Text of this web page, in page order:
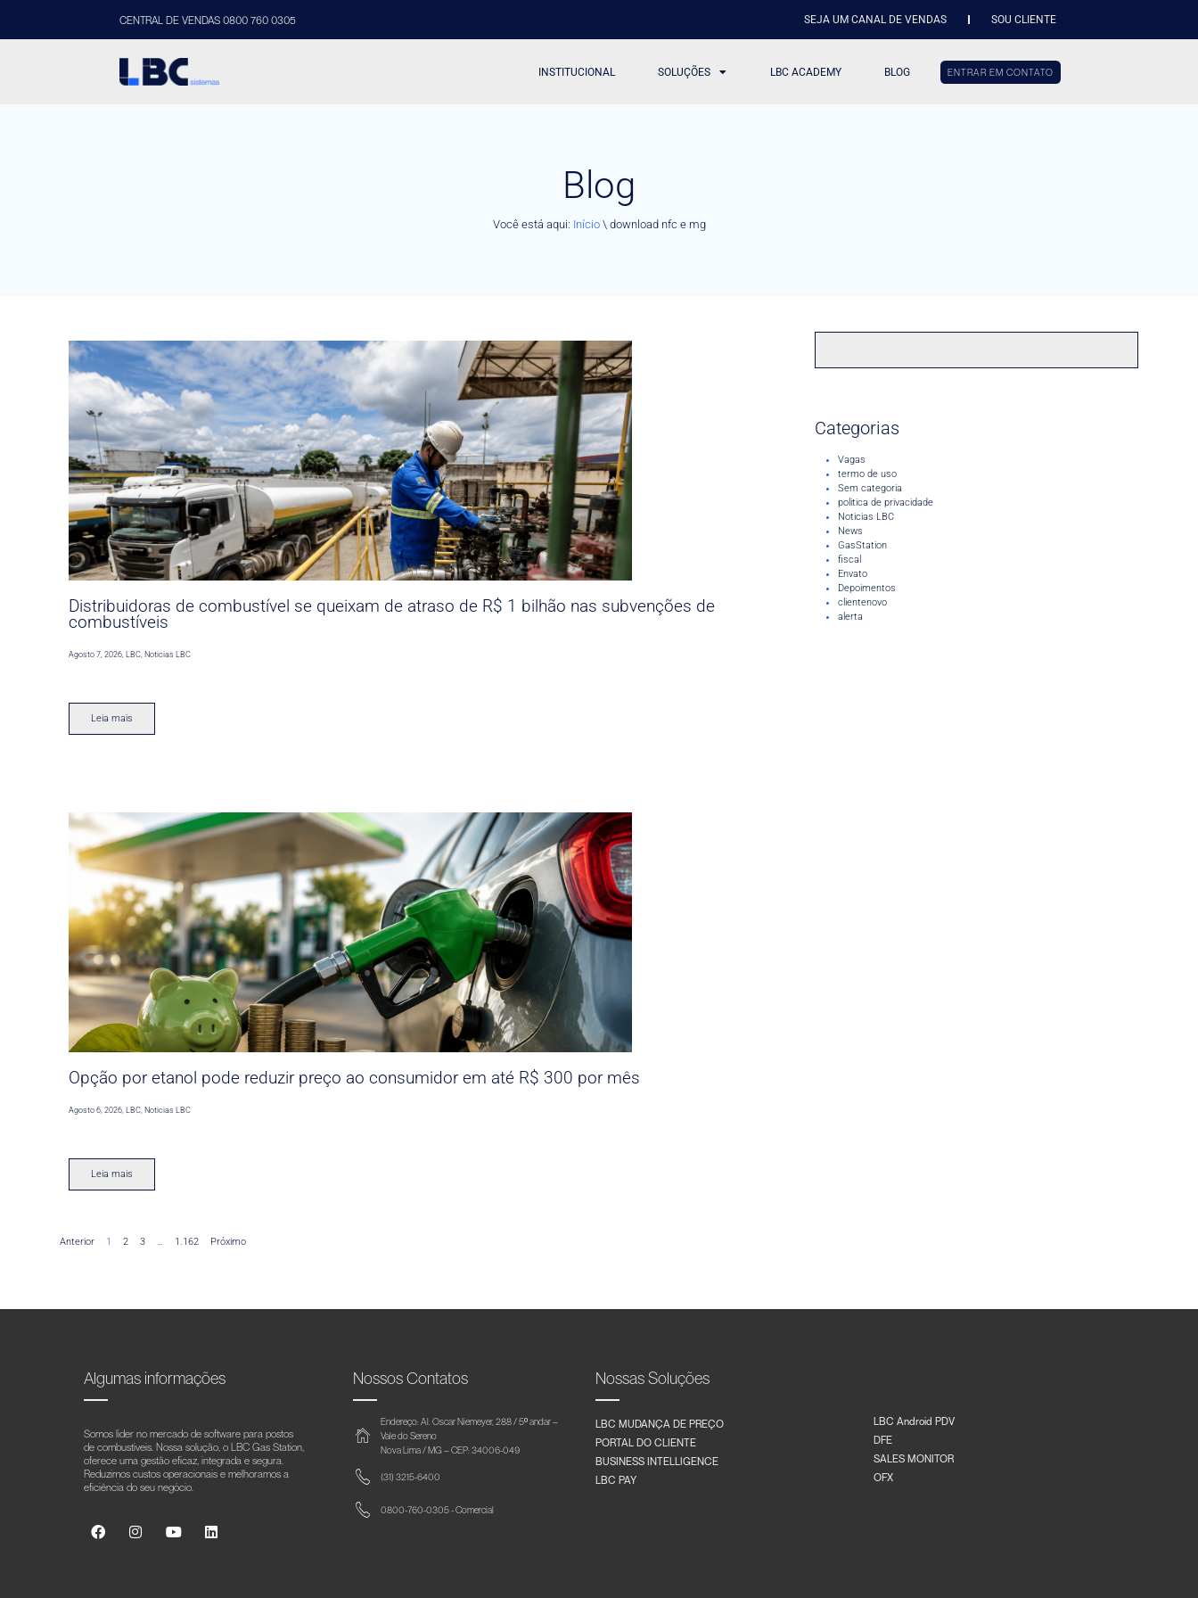
CENTRAL DE VENDAS 0800 760 0305 SEJA UM CANAL DE VENDAS SOU CLIENTE
INSTITUCIONAL SOLUÇÕES LBC ACADEMY BLOG ENTRAR EM CONTATO
Blog
Você está aqui: Início\ download nfc e mg
Distribuidoras de combustível se queixam de atraso de R$ 1 bilhão nas subvenções de
combustíveis
Agosto 7, 2026,LBC,Noticias LBC
Leia mais
Opção por etanol pode reduzir preço ao consumidor em até R$ 300 por mês
Agosto 6, 2026 ,LBC Noticias LBC
Leia mais
Anterior 1 2 3 … 1.162 Próximo
Categorias
Vagas
termo de uso
Sem categoria
politica de privacidade
Noticias LBC
News
GasStation
fiscal
Envato
Depoimentos
clientenovo
alerta
Algumas informações
Somos líder no mercado de software para postos
de combustíveis. Nossa solução, o LBC Gas Station,
oferece uma gestão eficaz, integrada e segura.
Reduzimos custos operacionais e melhoramos a
eficiência do seu negócio.
Nossos Contatos
Endereço: Al. Oscar Niemeyer, 288 / 5º andar –
Vale do Sereno
Nova Lima / MG – CEP: 34006-049
(31) 3215-6400
0800-760-0305 - Comercial
Nossas Soluções
LBC MUDANÇA DE PREÇO
PORTAL DO CLIENTE
BUSINESS INTELLIGENCE
LBC PAY
LBC Android PDV
DFE
SALES MONITOR
OFX